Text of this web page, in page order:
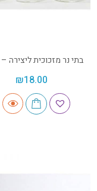
בתי נר מזכוכית ליצירה – 45 יחי'
₪18.00